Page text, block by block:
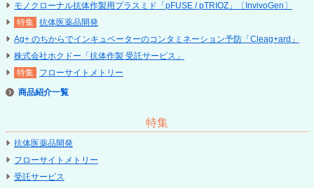
モノクローナル抗体作製用プラスミド「pFUSE / pTRIOZ」〔InvivoGen〕
抗体医薬品開発
Ag+ のちからでインキュベーターのコンタミネーション予防「Cleag+ard」
株式会社ホクドー「抗体作製 受託サービス」
フローサイトメトリー
商品紹介
特集
抗体医薬品開発
フローサイトメトリー
受託サービス